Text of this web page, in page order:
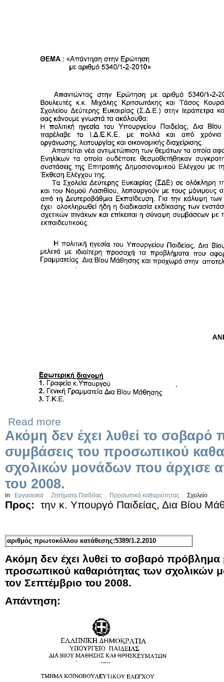
Read more
Ακόμη δεν έχει λυθεί το σοβαρό
συμβάσεις του προσωπικού
σχολικών μονάδων που άρχισε
του 2008.
in Εργασιακά Ζητήματα Παιδείας Προσωπικό καθαριότητας Σχολείο
Προς: την κ. Υπουργό Παιδείας, Δια Βίου
αριθμός πρωτοκόλλου κατάθεσης:5389/1.2.2010
Ακόμη δεν έχει λυθεί το σοβαρό πρόβλημα
προσωπικού καθαριότητας των σχολικών
τον Σεπτέμβριο του 2008.
Απάντηση: